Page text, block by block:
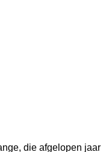
die afgelopen jaar